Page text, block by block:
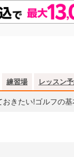
練習場 レッスン
きたい!ゴルフの